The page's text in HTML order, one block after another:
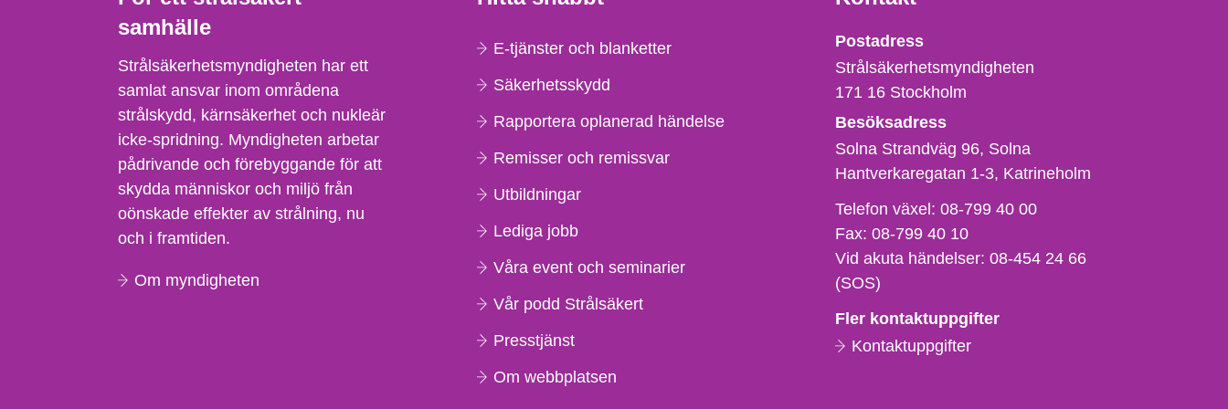
samhälle
Strålsäkerhetsmyndigheten har ett
samlat ansvar inom områdena
strålskydd, kärnsäkerhet och nukleär
icke-spridning. Myndigheten arbetar
pådrivande och förebyggande för att
skydda människor och miljö från
oönskade effekter av strålning, nu
och i framtiden.
Om myndigheten
E-tjänster och blanketter
Säkerhetsskydd
Rapportera oplanerad händelse
Remisser och remissvar
Utbildningar
Lediga jobb
Våra event och seminarier
Vår podd Strålsäkert
Presstjänst
Om webbplatsen
Strålsäkerhetsmyndigheten
Postadress
Strålsäkerhetsmyndigheten
171 16 Stockholm
Besöksadress
Solna Strandväg 96, Solna
Hantverkaregatan 1-3 Katrineholm
Telefon,
fax
och
e-
Telefon växel:08-799 40 00
Fax:08-799 40 10
Vid akuta händelser:08-454 24 66
(SOS)
Fler kontaktuppgifter
Kontaktuppgifter